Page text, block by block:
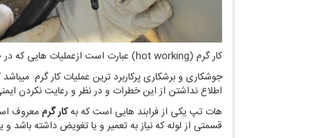
کار گرم (hot working) عبارت است ازعملیات هایی که در حین انجام کار حرارت و جرقه و یا شعله تولید میشود مانند جوشکاری ، جوش برنج ، لحیم کاری ، عملیات حرارتی ، سنگ زنی ، برش کاری.
اطلاع نداشتن از این خطرات و در نظر و رعایت نکردن
هات تپ یکی از فرابند هایی است که بهکار گرممعروف
قسمتی از لوله که نیاز به تعمیر و یا تغویض داشته باشد